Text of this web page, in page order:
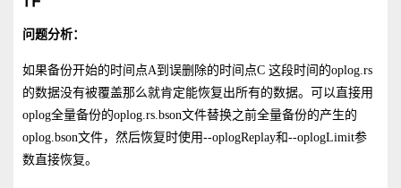
问题分析：
如果备份开始的时间点A到误删除的时间点C 这段时间的oplog.rs
的数据没有被覆盖那么就肯定能恢复出所有的数据。可以直接用
oplog全量备份的oplog.rs.bson文件替换之前全量备份的产生的
oplog.bson文件，然后恢复时使用--oplogReplay和--oplogLimit参
数直接恢复。